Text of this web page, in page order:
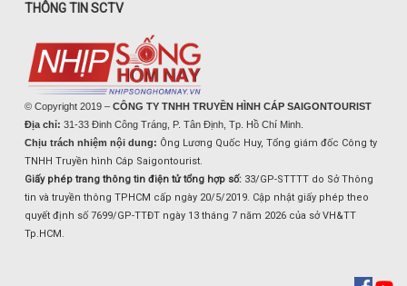
THÔNG TIN SCTV
© Copyright 2019 – CÔNG TY TNHH TRUYỀN HÌNH CÁP SAIGONTOURIST
Địa chỉ: 31-33 Đinh Công Tráng, P. Tân Định, Tp. Hồ Chí Minh.
Chịu trách nhiệm nội dung: Ông Lương Quốc Huy, Tổng giám đốc Công ty
TNHH Truyền hình Cáp Saigontourist.
Giấy phép trang thông tin điện tử tổng hợp số: 33/GP-STTTT do Sở Thông
tin và truyền thông TPHCM cấp ngày 20/5/2019. Cập nhật giấy phép theo
quyết định số 7699/GP-TTĐT ngày 13 tháng 7 năm 2026 của sở VH&TT
Tp.HCM.